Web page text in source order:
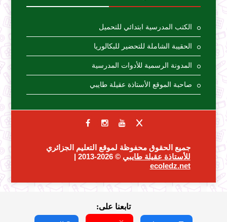
الكتب المدرسية ابتدائي للتحميل
الحقيبة الشاملة للتحضير للبكالوريا
المدونة الرسمية للأدوات المدرسية
صاحبة الموقع الأستاذة عقيلة طايبي
جميع الحقوق محفوظة لموقع التعليم الجزائري
للأستاذة عقيلة طايبي © 2026-2013 |
ecoledz.net
تابعنا على: